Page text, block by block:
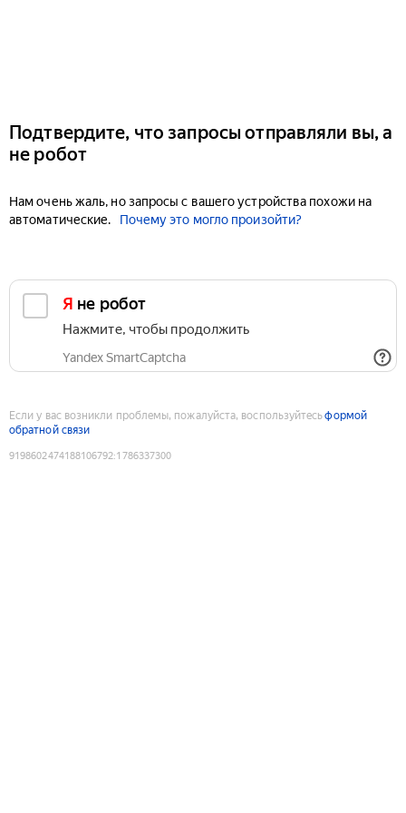
Подтвердите, что запросы отправляли вы, а
не робот
Нам очень жаль, но запросы с вашего устройства похожи на
автоматические.
Почему это могло произойти?
Я не робот
Нажмите, чтобы продолжить
Yandex SmartCaptcha
Если у вас возникли проблемы, пожалуйста, воспользуйтесьформой
обратной связи
9198602474188106792:1786337300